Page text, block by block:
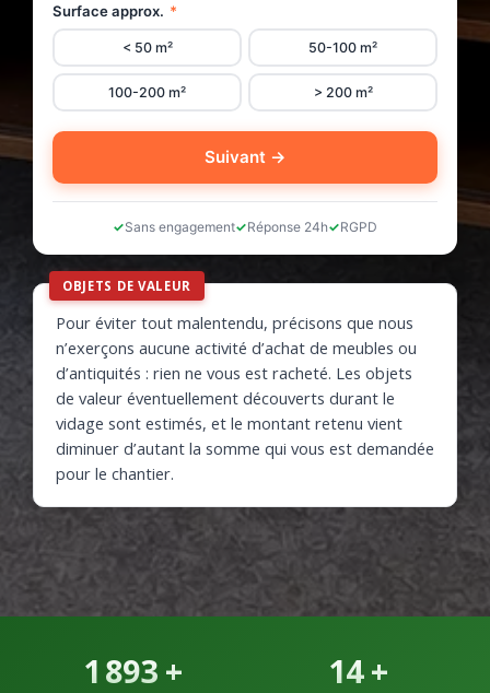
Surface approx. *
< 50 m² 50-100 m²
100-200 m² > 200 m²
Suivant →
Sans engagement Réponse 24h RGPD
OBJETS DE VALEUR
Pour éviter tout malentendu, précisons que nous
n’exerçons aucune activité d’achat de meubles ou
d’antiquités : rien ne vous est racheté. Les objets
de valeur éventuellement découverts durant le
vidage sont estimés, et le montant retenu vient
diminuer d’autant la somme qui vous est demandée
pour le chantier.
1 893+ 14+